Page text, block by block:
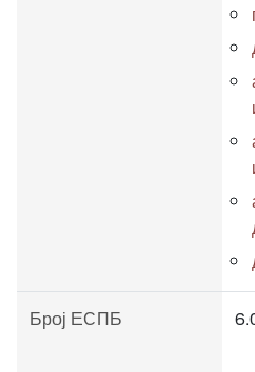
Број ЕСПБ